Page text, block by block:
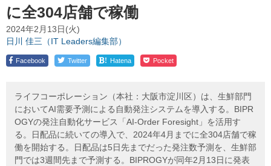
に全304店舗で稼働
2024年2月13日(火)
日川 佳三（IT Leaders編集部）
Facebook Twitter ! Hatena Pocket
ライフコーポレーション（本社：大阪市淀川区）は、生鮮部門
においてAI需要予測による自動発注システムを導入する。BIPR
OGYの発注自動化サービス「AI-Order Foresight」を活用す
る。日配品に続いての導入で、2024年4月までに全304店舗で稼
働を開始する。日配品は5日先までだった発注数予測を、生鮮部
門では3週間先まで予測する。BIPROGYが同年2月13日に発表